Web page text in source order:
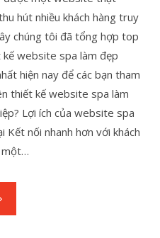
hút nhiều khách hàng truy
chúng tôi đã tổng hợp top
website spa làm đẹp
hiện nay để các bạn tham
thiết kế website spa làm
Lợi ích của website spa
Kết nối nhanh hơn với khách
một…